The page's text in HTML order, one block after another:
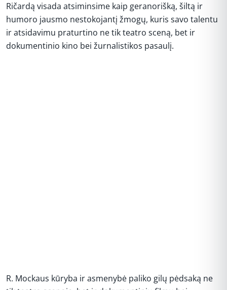
Ričardą visada atsiminsime kaip geranorišką, šiltą ir
humoro jausmo nestokojantį žmogų, kuris savo talentu
ir atsidavimu praturtino ne tik teatro sceną, bet ir
dokumentinio kino bei žurnalistikos pasaulį.
R. Mockaus kūryba ir asmenybė paliko gilų pėdsaką ne